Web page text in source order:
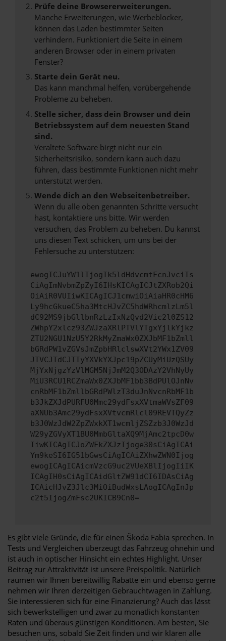
Prüfe deine Browsererweiterungen.
Manche Erweiterungen, wie Werbeblocker,
können das Laden bestimmter Seiten
verhindern. Funktioniert die Seite in einem
anderen Browser oder in einem privaten
Fenster?
Starte dein Gerät neu.
Das kann manchmal helfen, vorübergehende
Probleme zu beheben.
Stelle sicher, dass dein Browser und dein
Betriebssystem auf dem neuesten Stand
sind.
Veraltete Software birgt nicht nur ein
Sicherheitsrisiko, sondern kann auch dazu
führen, dass bestimmte Funktionen nicht mehr
unterstützt werden.
Wende dich an den Webseitenbetreiber.
Wenn du alle oben genannten Schritte versucht
hast, kontaktiere uns bitte. Wir werden
versuchen, das Problem zu beheben. Du kannst
uns diesen Text schicken, um uns bei der
Fehlersuche zu unterstützen:
ewogICJuYW1lIjogIk5ldHdvcmtFcnJvciIs
CiAgImNvbmZpZyI6IHsKICAgICJtZXRob2Qi
OiAiR0VUIiwKICAgICJ1cmwiOiAiaHR0cHM6
Ly9hcGkueC5ha3MtcHJvZC5hdWRhcmlzLm5l
dC92MS9jbGllbnRzLzIxNzQvd2Vic2l0ZS12
ZWhpY2xlcz93ZWJzaXRlPTVlYTgxYjlkYjkz
ZTU2NGU1NzU5Y2RkMyZmaWx0ZXJbMF1bZmll
bGRdPW1vZGVsJmZpbHRlclswXVt2YWx1ZV09
JTVCJTdCJTIyYXVkYXJpc19pZCUyMiUzQSUy
MjYxNjgzYzVlMGM5NjJmM2Q3ODAzY2VhNyUy
MiU3RCU1RCZmaWx0ZXJbMF1bb3BdPUlOJnNv
cnRbMF1bZmllbGRdPWlzT3duJnNvcnRbMF1b
b3JkZXJdPURFU0Mmc29ydFsxXVtmaWVsZF09
aXNUb3Amc29ydFsxXVtvcmRlcl09REVTQyZz
b3J0WzJdW2ZpZWxkXT1wcmljZSZzb3J0WzJd
W29yZGVyXT1BU0MmbGltaXQ9MjAmc2tpcD0w
IiwKICAgICJoZWFkZXJzIjoge30sCiAgICAi
Ym9keSI6IG51bGwsCiAgICAiZXhwZWN0Ijog
ewogICAgICAicmVzcG9uc2VUeXBlIjogIiIK
ICAgIH0sCiAgICAidGltZW91dCI6IDAsCiAg
ICAicHJvZ3Jlc3MiOiBudWxsLAogICAgInJp
c2t5IjogZmFsc2UKICB9Cn0=
Es gibt viele Gründe, die für einen Škoda Fabia sprechen. In
Tests und Vergleichen überzeugt das Fahrzeug ohnehin und
ist auch in optischer Hinsicht ein echtes Highlight. Unser
Beitrag zur Attraktivität ist unsere Preispolitik. Natürlich
räumen wir Ihnen bereitwillig Rabatte ein und ebenso gerne
nehmen wir Ihren derzeitigen Gebrauchtwagen in Zahlung.
Sie interessieren sich für eine Finanzierung? Auch das lässt
sich bewerkstelligen und zwar zu monatlich konstanten
Raten und überaus günstigen Konditionen. Am besten, Sie
besuchen uns, sobald Sie Zeit finden und wir klären alle